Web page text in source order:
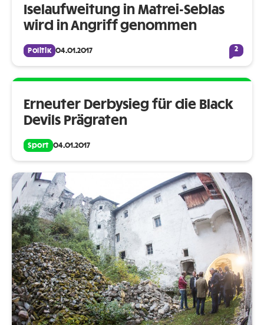
Iselaufweitung in Matrei-Seblas
wird in Angriff genommen
Politik 04.01.2017 2
Erneuter Derbysieg für die Black
Devils Prägraten
Sport 04.01.2017